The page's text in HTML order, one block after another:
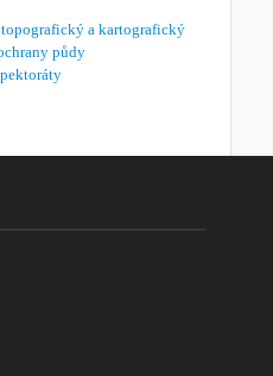
a kartografický
půdy